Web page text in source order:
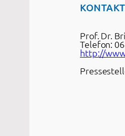
Prof. Dr.
Telefon:
http://